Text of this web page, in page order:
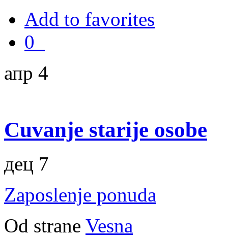
Add to favorites
0
апр 4
Cuvanje starije osobe
дец 7
Zaposlenje ponuda
Od strane Vesna